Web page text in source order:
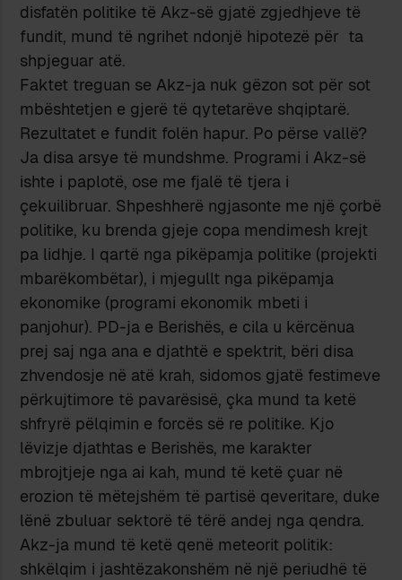
disfatën politike të Akz-së gjatë zgjedhjeve të
fundit, mund të ngrihet ndonjë hipotezë për ta
shpjeguar atë.
Faktet treguan se Akz-ja nuk gëzon sot për sot
mbështetjen e gjerë të qytetarëve shqiptarë.
Rezultatet e fundit folën hapur. Po përse vallë?
Ja disa arsye të mundshme. Programi i Akz-së
ishte i paplotë, ose me fjalë të tjera i
çekuilibruar. Shpeshherë ngjasonte me një çorbë
politike, ku brenda gjeje copa mendimesh krejt
pa lidhje. I qartë nga pikëpamja politike (projekti
mbarëkombëtar), i mjegullt nga pikëpamja
ekonomike (programi ekonomik mbeti i
panjohur). PD-ja e Berishës, e cila u kërcënua
prej saj nga ana e djathtë e spektrit, bëri disa
zhvendosje në atë krah, sidomos gjatë festimeve
përkujtimore të pavarësisë, çka mund ta ketë
shfryrë pëlqimin e forcës së re politike. Kjo
lëvizje djathtas e Berishës, me karakter
mbrojtjeje nga ai kah, mund të ketë çuar në
erozion të mëtejshëm të partisë qeveritare, duke
lënë zbuluar sektorë të tërë andej nga qendra.
Akz-ja mund të ketë qenë meteorit politik:
shkëlqim i jashtëzakonshëm në një periudhë të